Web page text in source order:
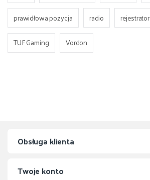
prawidłowa pozycja
radio rejestrator
TUF Gaming
Vordon
Obsługa klienta
Twoje konto